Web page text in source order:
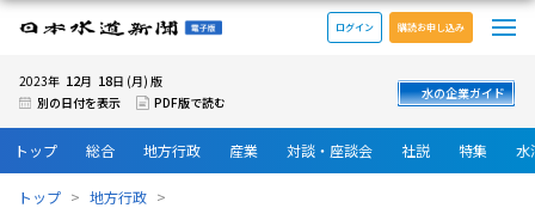
日本水道新聞 電子版
ログイン 購読お申し込み
2023年 12月 18日 (月) 版
別の日付を表示
PDF版で読む
水の企業ガイド
トップ 総合 地方行政 産業 対談・座談会 社説 特集 水
トップ
地方行政